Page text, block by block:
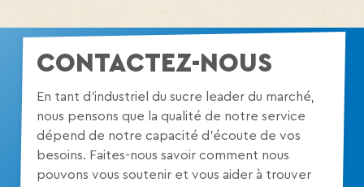
CONTACTEZ-NOUS
En tant d’industriel du sucre leader du marché,
nous pensons que la qualité de notre service
dépend de notre capacité d’écoute de vos
besoins. Faites-nous savoir comment nous
pouvons vous soutenir et vous aider à trouver